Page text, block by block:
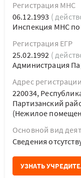
Регистрация МНС
06.12.1993 (
Инспекция МНС по
Регистрация ЕГР
25.02.1992 (
Администрация
Адрес регистрации
220034,
Партизанский
(Нежилое
Основной вид
Cведения
УЗНАТЬ